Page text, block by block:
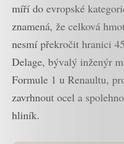
míří do evropské
znamená, že celková
nesmí překročit hranici
Delage, bývalý inženýr
Formule 1 u Renaultu,
zavrhnout ocel a
hliník.